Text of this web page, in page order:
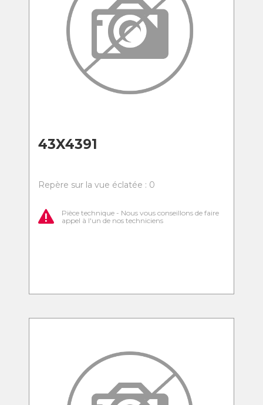
43X4391
Repère sur la vue éclatée : 0
Pièce technique - Nous vous conseillons de faire
appel à l'un de nos techniciens